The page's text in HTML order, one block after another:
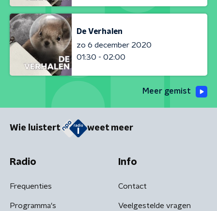
De Verhalen
zo 6 december 2020
01:30 - 02:00
Meer gemist
Wie luistert weet meer
Radio
Frequenties
Programma's
Info
Contact
Veelgestelde vragen